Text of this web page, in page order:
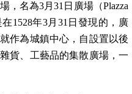
，名為3月31 日廣場（Plazza
在1528年3月 31 日發現的，廣
作為城鎮中心，自設置以後
貨、工藝品的集散廣場，一